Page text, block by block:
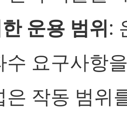
운용 범위:
수 요구사항
은 작동 범위